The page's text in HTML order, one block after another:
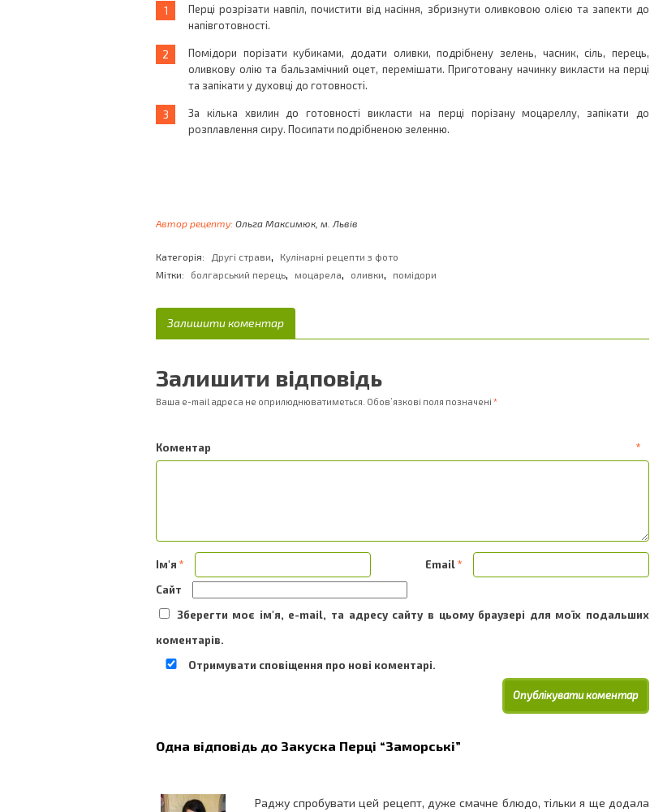
Перці розрізати навпіл, почистити від насіння, збризнути оливковою олією та запекти до
напівготовності.
Помідори порізати кубиками, додати оливки, подрібнену зелень, часник, сіль, перець,
оливкову олію та бальзамічний оцет, перемішати. Приготовану начинку викласти на перці
та запікати у духовці до готовності.
За кілька хвилин до готовності викласти на перці порізану моцареллу, запікати до
розплавлення сиру. Посипати подрібненою зеленню.
Автор рецепту: Ольга Максимюк, м. Львів
Категорія: Другі страви,
Кулінарні рецепти з фото
Мітки:
болгарський перець, моцарела, оливки, помідори
Залишити коментар
Залишити відповідь
Ваша e-mail адреса не оприлюднюватиметься. Обов’язкові поля позначені *
Коментар *
Ім'я * Email*
Сайт
Зберегти моє ім'я, e-mail, та адресу сайту в цьому браузері для моїх подальших
коментарів.
Отримувати сповіщення про нові коментарі.
Одна відповідь до Закуска Перці “Заморські”
Раджу спробувати цей рецепт, дуже смачне блюдо, тільки я ще додала